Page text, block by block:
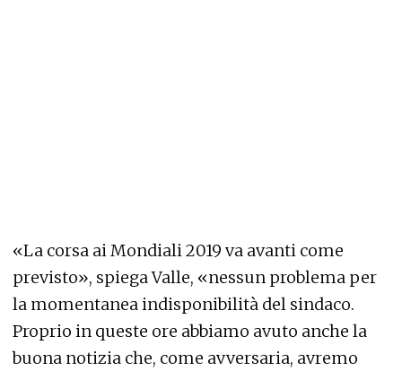
«La corsa ai Mondiali 2019 va avanti come
previsto», spiega Valle, «nessun problema per
la momentanea indisponibilità del sindaco.
Proprio in queste ore abbiamo avuto anche la
buona notizia che, come avversaria, avremo